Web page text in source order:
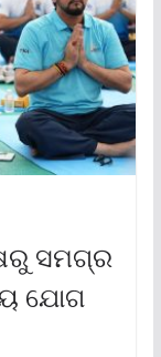
ସମଗ୍ର
ଯୋଗ